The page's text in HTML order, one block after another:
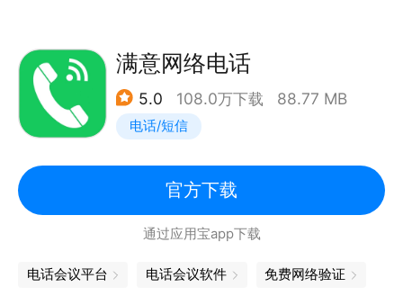
场景中利用“假电话”来摆脱尴尬。它不仅是您在社交困
境中的脱身神器，而且这个APP操作简单，作为您的脱
身好帮手，能快速为您生成“脱身电话”。
来电”的可信度。它就是一个可靠的来电模拟器，当您
需要快速离开时，它能帮您制造合理的借口。这个脱身
神器能让您在社交中更加灵活，不用再为找不到合适的
离场理由而烦恼。
满意网络电话
5.0 108.0万下载 88.77 MB
电话/短信
官方下载
通过应用宝app下载
电话会议平台 电话会议软件 免费网络验证